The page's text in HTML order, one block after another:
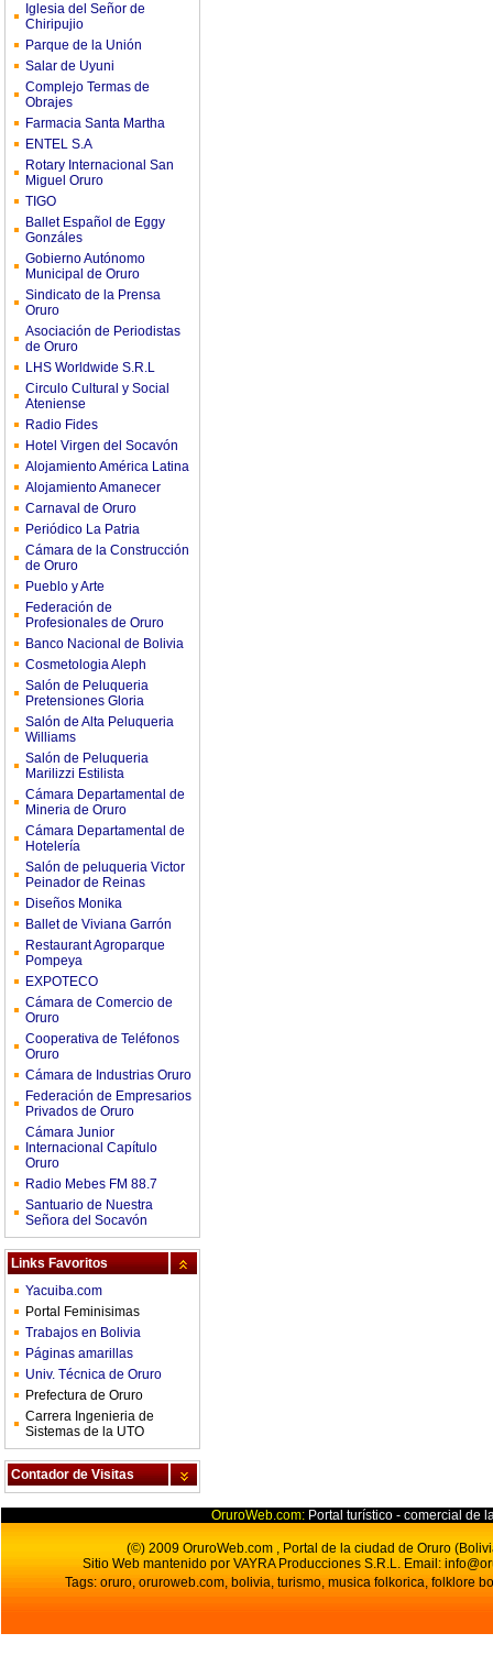
Iglesia del Señor de
Chiripujio
Parque de la Unión
Salar de Uyuni
Complejo Termas de
Obrajes
Farmacia Santa Martha
ENTEL S.A
Rotary Internacional San
Miguel Oruro
TIGO
Ballet Español de Eggy
Gonzáles
Gobierno Autónomo
Municipal de Oruro
Sindicato de la Prensa
Oruro
Asociación de Periodistas
de Oruro
LHS Worldwide S.R.L
Circulo Cultural y Social
Ateniense
Radio Fides
Hotel Virgen del Socavón
Alojamiento América Latina
Alojamiento Amanecer
Carnaval de Oruro
Periódico La Patria
Cámara de la Construcción
de Oruro
Pueblo y Arte
Federación de
Profesionales de Oruro
Banco Nacional de Bolivia
Cosmetologia Aleph
Salón de Peluqueria
Pretensiones Gloria
Salón de Alta Peluqueria
Williams
Salón de Peluqueria
Marilizzi Estilista
Cámara Departamental de
Mineria de Oruro
Cámara Departamental de
Hotelería
Salón de peluqueria Victor
Peinador de Reinas
Diseños Monika
Ballet de Viviana Garrón
Restaurant Agroparque
Pompeya
EXPOTECO
Cámara de Comercio de
Oruro
Cooperativa de Teléfonos
Oruro
Cámara de Industrias Oruro
Federación de Empresarios
Privados de Oruro
Cámara Junior
Internacional Capítulo
Oruro
Radio Mebes FM 88.7
Santuario de Nuestra
Señora del Socavón
Links Favoritos
Yacuiba.com
Portal Feminisimas
Trabajos en Bolivia
Páginas amarillas
Univ. Técnica de Oruro
Prefectura de Oruro
Carrera Ingenieria de
Sistemas de la UTO
Contador de Visitas
OruroWeb.com: Portal turístico - comercial de
(©) 2009 OruroWeb.com , Portal de la ciudad de Oruro
Sitio Web mantenido por VAYRA Producciones S.R.L. Email:
Tags: oruro, oruroweb.com, bolivia, turismo, musica folkorica, folklore